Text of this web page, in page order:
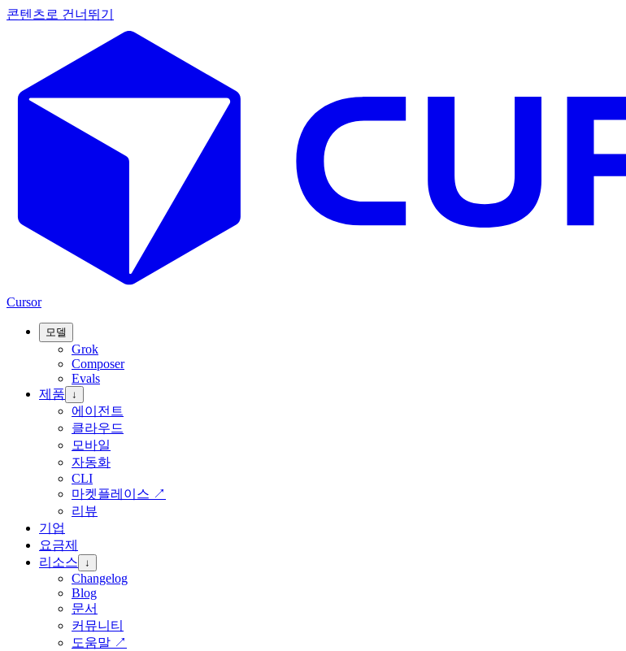
콘텐츠로 건너뛰기
Cursor
모델
Grok
Composer
Evals
제품
↓
에이전트
클라우드
모바일
자동화
CLI
마켓플레이스 ↗
리뷰
기업
요금제
리소스
↓
Changelog
Blog
문서
커뮤니티
도움말 ↗